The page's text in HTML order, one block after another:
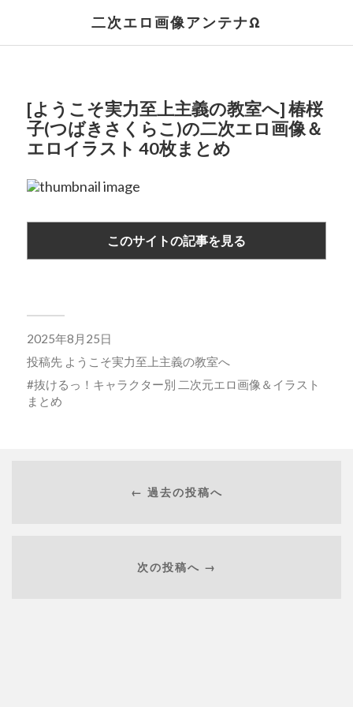
二次エロ画像アンテナΩ
[ようこそ実力至上主義の教室へ] 椿桜
子(つばきさくらこ)の二次エロ画像＆
エロイラスト 40枚まとめ
このサイトの記事を見る
2025年8月25日
投稿先 ようこそ実力至上主義の教室へ
抜けるっ！キャラクター別 二次元エロ画像＆イラスト
まとめ
← 過去の投稿へ
次の投稿へ →